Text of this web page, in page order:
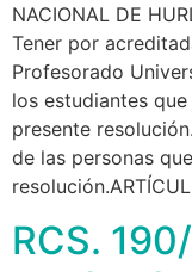
NACIONAL DE
Tener por
Profesorado
los estudiantes
presente
de las personas
RCS.